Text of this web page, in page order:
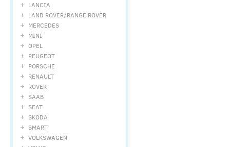
LANCIA
LAND ROVER/RANGE ROVER
MERCEDES
MINI
OPEL
PEUGEOT
PORSCHE
RENAULT
ROVER
SAAB
SEAT
SKODA
SMART
VOLKSWAGEN